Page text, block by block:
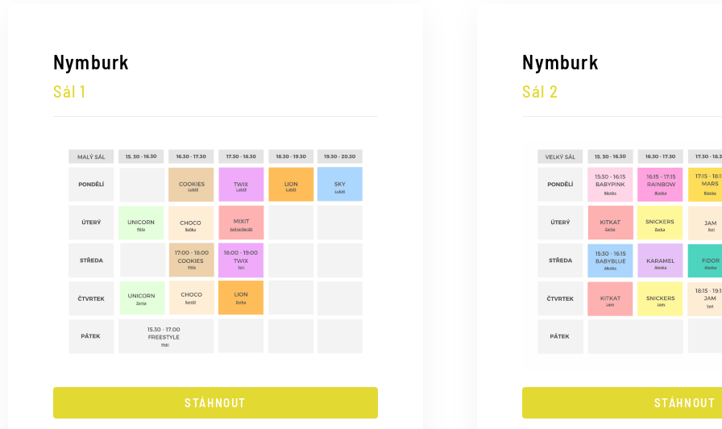
Nymburk
Sál 1
STÁHNOUT
Nymburk
Sál 2
STÁHNOUT